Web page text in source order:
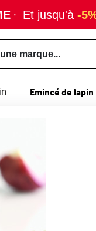
· Et jusqu'à -
marque...
Emincé de lapin